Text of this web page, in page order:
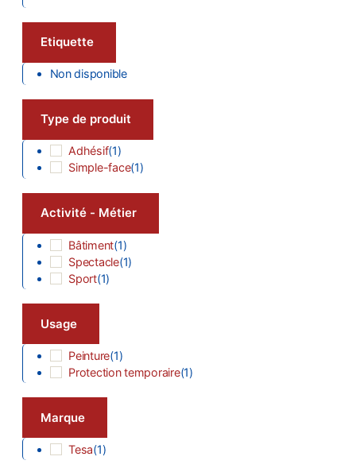
Etiquette
Non disponible
Type de produit
Adhésif(1)
Simple-face(1)
Activité - Métier
Bâtiment(1)
Spectacle(1)
Sport(1)
Usage
Peinture(1)
Protection temporaire(1)
Marque
Tesa(1)